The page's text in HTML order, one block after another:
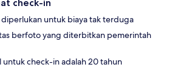
check-in
untuk biaya tak terduga
berfoto yang diterbitkan pemerintah
untuk check-in adalah 20 tahun